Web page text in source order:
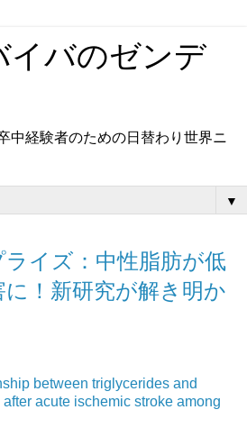
イバのゼンデ
中経験者のための日替わり世界ニ
▼
イズ：中性脂肪が低
！新研究が解き明か
between triglycerides and
acute ischemic stroke among